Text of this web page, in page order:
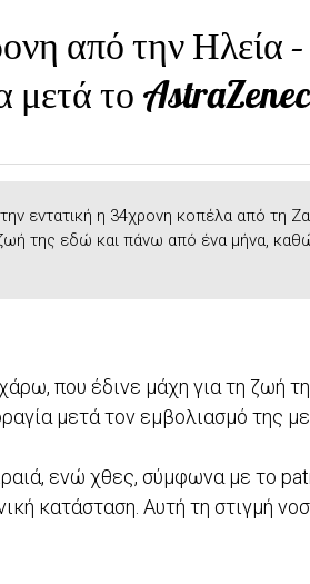
από την Ηλεία –
μετά το
εντατική η 34χρονη κοπέλα από τη
της εδώ και πάνω από ένα μήνα,
που έδινε μάχη για τη ζωή
μετά τον εμβολιασμό της
ενώ χθες, σύμφωνα με το
κατάσταση. Αυτή τη στιγμή